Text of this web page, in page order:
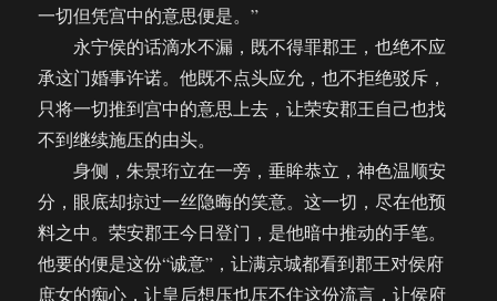
一切但凭宫中的意思便是。”
永宁侯的话滴水不漏，既不得罪郡王，也绝不应
承这门婚事许诺。他既不点头应允，也不拒绝驳斥，
只将一切推到宫中的意思上去，让荣安郡王自己也找
不到继续施压的由头。
身侧，朱景珩立在一旁，垂眸恭立，神色温顺安
分，眼底却掠过一丝隐晦的笑意。这一切，尽在他预
料之中。荣安郡王今日登门，是他暗中推动的手笔。
他要的便是这份“诚意”，让满京城都看到郡王对侯府
庶女的痴心，让皇后想压也压不住这份流言，让侯府